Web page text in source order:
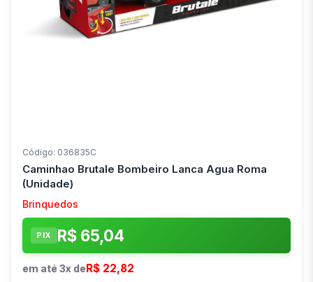
Código: 036835C
Caminhao Brutale Bombeiro Lanca Agua Roma
(Unidade)
Brinquedos
PIX R$ 65,04
em até 3x deR$ 22,82